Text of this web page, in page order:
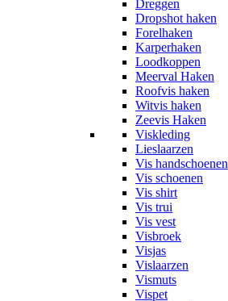
Dreggen
Dropshot haken
Forelhaken
Karperhaken
Loodkoppen
Meerval Haken
Roofvis haken
Witvis haken
Zeevis Haken
Viskleding
Lieslaarzen
Vis handschoenen
Vis schoenen
Vis shirt
Vis trui
Vis vest
Visbroek
Visjas
Vislaarzen
Vismuts
Vispet